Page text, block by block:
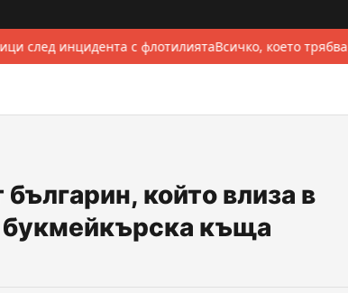
след инцидента с флотилиятаВсичко, което
който влиза в
букмейкърска къща